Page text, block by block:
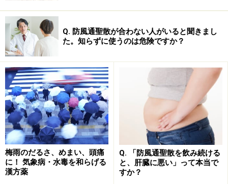
「白虎加人参湯」の飲み方などの注意点
■ 飲む時間
一般的には食事と食事の間の空腹時、食事の前の30分前
など、お腹が空で胃に吸収されやすい時期に飲みます。
胃腸が荒れやすい人は食後、通便させるクスリは空腹時
の服用を勧める場合もあります。なお、食間に飲み忘れ
た場合は食後でいいので、飲みましょう。
■ 「水」or「白湯」？
症状によって、冷たい水で飲むほうが効果的な場合（そ
Q. 防風通聖散が合わない人がいると聞きまし
た。知らずに使うのは危険ですか？
梅雨のだるさ、めまい、頭痛
に！ 気象病・水毒を和らげる
漢方薬
Q. 「防風通聖散を飲み続ける
と、肝臓に悪い」って本当で
すか？